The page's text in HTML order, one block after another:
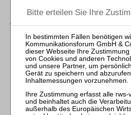
[16] Der Kläger habe auch einen
gezogenen Nutzungen aus den von
Prämienanteilen aufgrund der nicht
Prämienerhöhungen. Der
[17] II. Das hält rechtlicher
[18] 1. Zu Recht hat das
Klage auch für den auf die